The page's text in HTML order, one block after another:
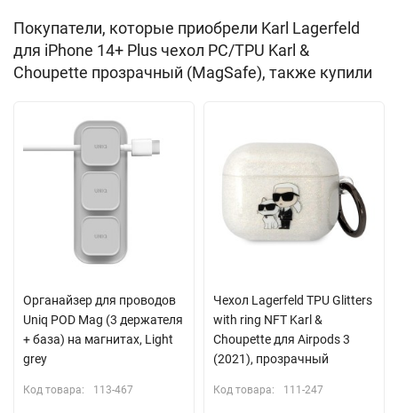
Покупатели, которые приобрели Karl Lagerfeld
для iPhone 14+ Plus чехол PC/TPU Karl &
Choupette прозрачный (MagSafe), также купили
Органайзер для проводов
Uniq POD Mag (3 держателя
+ база) на магнитах, Light
grey
Код товара: 113-467
Чехол Lagerfeld TPU Glitters
with ring NFT Karl &
Choupette для Airpods 3
(2021), прозрачный
Код товара: 111-247